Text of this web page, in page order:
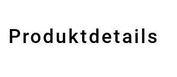
Produktdetails